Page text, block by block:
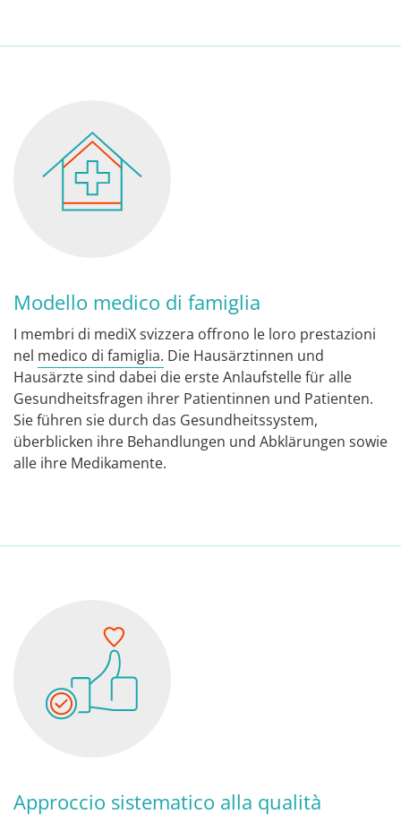
Modello medico di famiglia
I membri di mediX svizzera offrono le loro prestazioni
nel medico di famiglia. Die Hausärztinnen und
Hausärzte sind dabei die erste Anlaufstelle für alle
Gesundheitsfragen ihrer Patientinnen und Patienten.
Sie führen sie durch das Gesundheitssystem,
überblicken ihre Behandlungen und Abklärungen sowie
alle ihre Medikamente.
Approccio sistematico alla qualità